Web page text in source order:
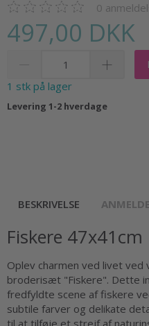
0
497,00 DKK
1 stk på lager
Levering 1-2 hverdage
BESKRIVELSE
Fiskere 47x41cm
Oplev charmen ved livet ved
broderisæt "Fiskere". Dette
fredfyldte scene af fiskere
subtile farver og delikate